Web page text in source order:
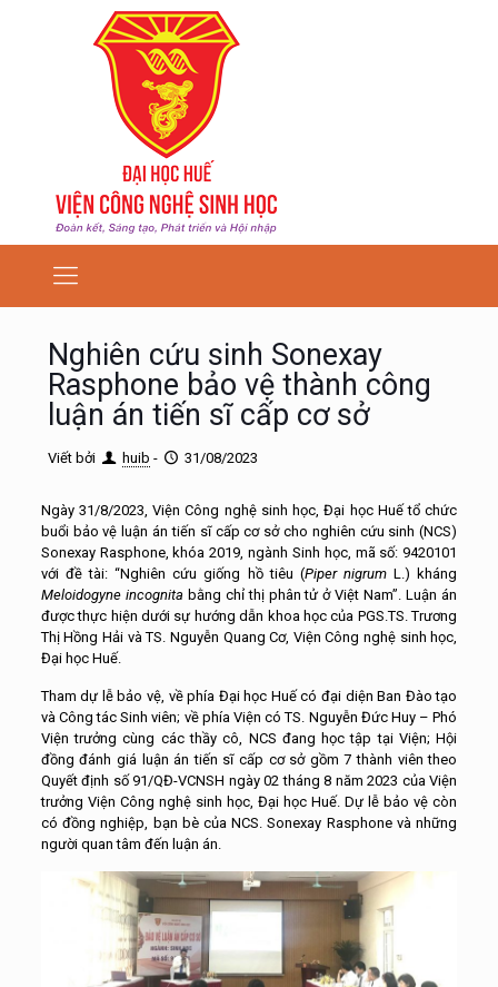
Nghiên cứu sinh Sonexay
Rasphone bảo vệ thành công
luận án tiến sĩ cấp cơ sở
Viết bởi huib - 31/08/2023
Ngày 31/8/2023, Viện Công nghệ sinh học, Đại học Huế tổ chức
buổi bảo vệ luận án tiến sĩ cấp cơ sở cho nghiên cứu sinh (NCS)
Sonexay Rasphone, khóa 2019, ngành Sinh học, mã số: 9420101
với đề tài: “Nghiên cứu giống hồ tiêu (Piper nigrumL.) kháng
Meloidogyne incognita bằng chỉ thị phân tử ở Việt Nam”. Luận án
được thực hiện dưới sự hướng dẫn khoa học của PGS.TS. Trương
Thị Hồng Hải và TS. Nguyễn Quang Cơ, Viện Công nghệ sinh học,
Đại học Huế.
Tham dự lễ bảo vệ, về phía Đại học Huế có đại diện Ban Đào tạo
và Công tác Sinh viên; về phía Viện có TS. Nguyễn Đức Huy – Phó
Viện trưởng cùng các thầy cô, NCS đang học tập tại Viện; Hội
đồng đánh giá luận án tiến sĩ cấp cơ sở gồm 7 thành viên theo
Quyết định số 91/QĐ-VCNSH ngày 02 tháng 8 năm 2023 của Viện
trưởng Viện Công nghệ sinh học, Đại học Huế. Dự lễ bảo vệ còn
có đồng nghiệp, bạn bè của NCS. Sonexay Rasphone và những
người quan tâm đến luận án.